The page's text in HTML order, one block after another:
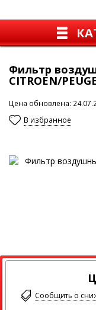
Фильтр
CITROEN/
Цена обновлена:
В избранное
Сообщить о